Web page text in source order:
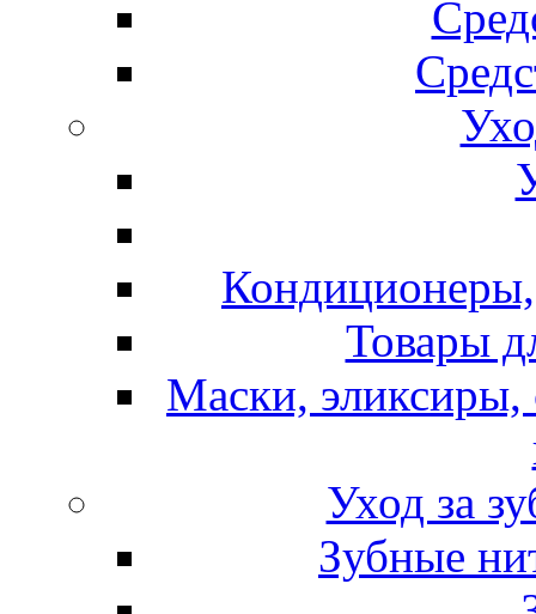
Кондиционеры,
Товары
Маски, эликсиры,
Уход за
Зубные